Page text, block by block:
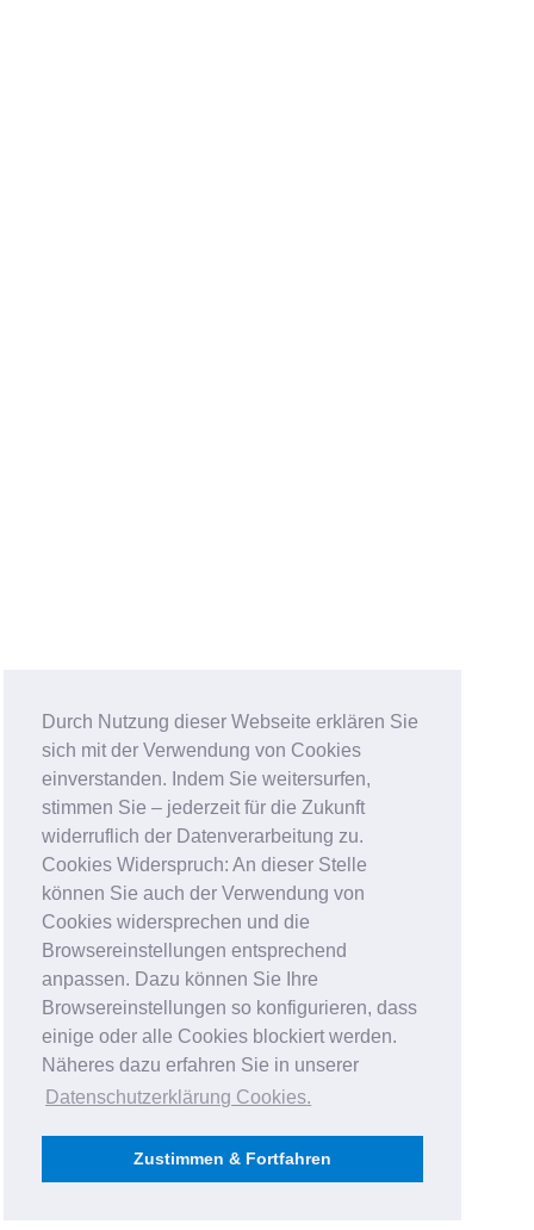
Durch Nutzung dieser Webseite erklären Sie
sich mit der Verwendung von Cookies
einverstanden. Indem Sie weitersurfen,
stimmen Sie – jederzeit für die Zukunft
widerruflich der Datenverarbeitung zu.
Cookies Widerspruch: An dieser Stelle
können Sie auch der Verwendung von
Cookies widersprechen und die
Browsereinstellungen entsprechend
anpassen. Dazu können Sie Ihre
Browsereinstellungen so konfigurieren, dass
einige oder alle Cookies blockiert werden.
Näheres dazu erfahren Sie in unserer
Datenschutzerklärung Cookies.
Zustimmen & Fortfahren